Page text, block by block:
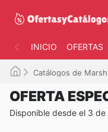
INICIO OFERTAS
Catálogos de
OFERTA
Disponible desde el 3